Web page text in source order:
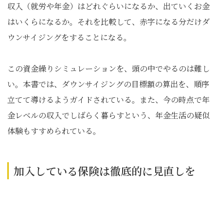
収入（就労や年金）はどれぐらいになるか、出ていくお金
はいくらになるか。それを比較して、赤字になる分だけダ
ウンサイジングをすることになる。
この資金繰りシミュレーションを、頭の中でやるのは難し
い。本書では、ダウンサイジングの目標額の算出を、順序
立てて導けるようガイドされている。また、今の時点で年
金レベルの収入でしばらく暮らすという、年金生活の疑似
体験もすすめられている。
加入している保険は徹底的に見直しを